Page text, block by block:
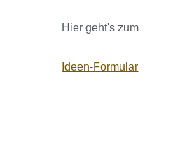
Hier geht's zum
Ideen-Formular